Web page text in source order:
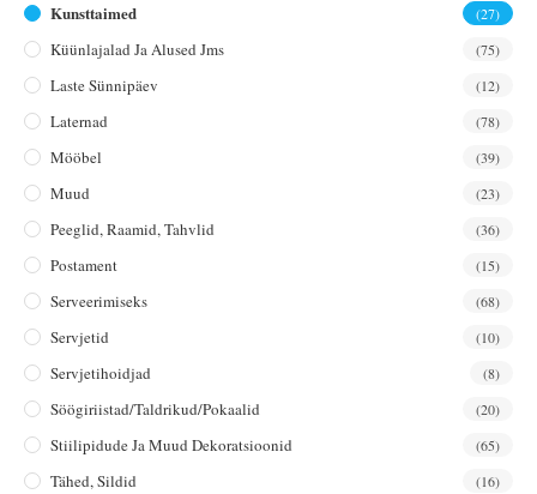
Kunsttaimed (27)
Küünlajalad Ja Alused Jms (75)
Laste Sünnipäev (12)
Laternad (78)
Mööbel (39)
Muud (23)
Peeglid, Raamid, Tahvlid (36)
Postament (15)
Serveerimiseks (68)
Servjetid (10)
Servjetihoidjad (8)
Söögiriistad/taldrikud/pokaalid (20)
Stiilipidude Ja Muud Dekoratsioonid (65)
Tähed, Sildid (16)